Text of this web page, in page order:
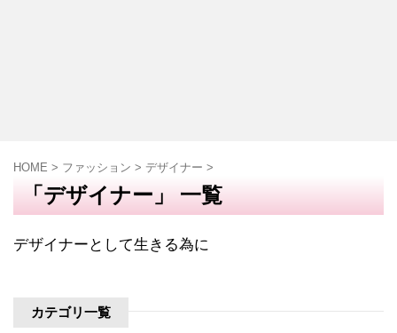
HOME > ファッション > デザイナー >
「デザイナー」 一覧
デザイナーとして生きる為に
カテゴリ一覧